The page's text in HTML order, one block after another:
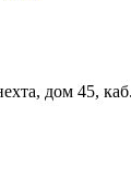
дом 45,